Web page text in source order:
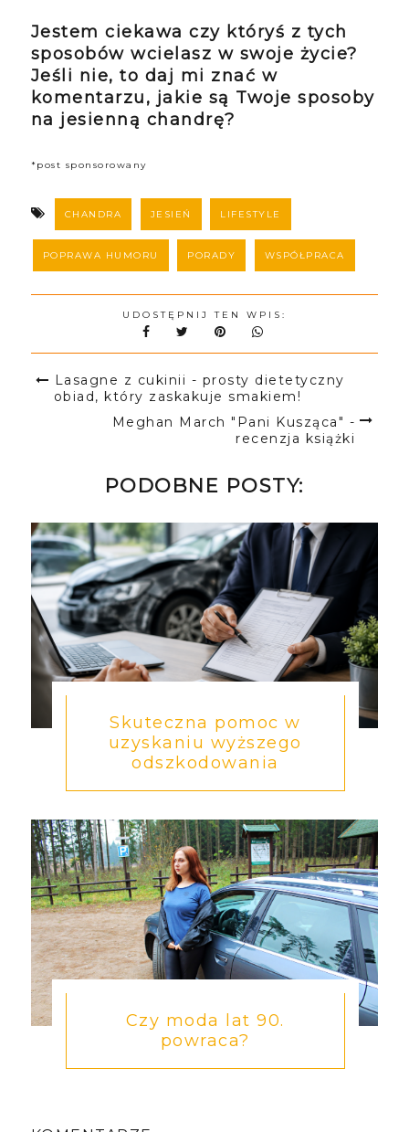
Jestem ciekawa czy któryś z tych
sposobów wcielasz w swoje życie?
Jeśli nie, to daj mi znać w
komentarzu, jakie są Twoje sposoby
na jesienną chandrę?
*post sponsorowany
CHANDRA JESIEŃ LIFESTYLE
POPRAWA HUMORU PORADY WSPÓŁPRACA
UDOSTĘPNIJ TEN WPIS:
Lasagne z cukinii - prosty dietetyczny
obiad, który zaskakuje smakiem!
Meghan March "Pani Kusząca" -
recenzja książki
PODOBNE POSTY:
Skuteczna pomoc w
uzyskaniu wyższego
odszkodowania
Czy moda lat 90.
powraca?